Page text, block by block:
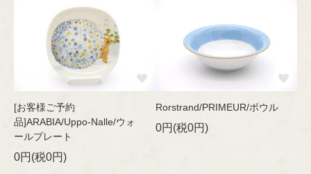
[お客様ご予約
品]ARABIA/Uppo-Nalle/ウォ
ールプレート
0円(税0円)
Rorstrand/PRIMEUR/ボウル
0円(税0円)